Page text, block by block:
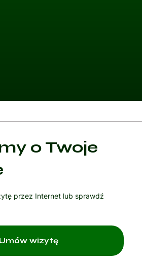
o Twoje
przez Internet lub sprawdź
Umów wizytę